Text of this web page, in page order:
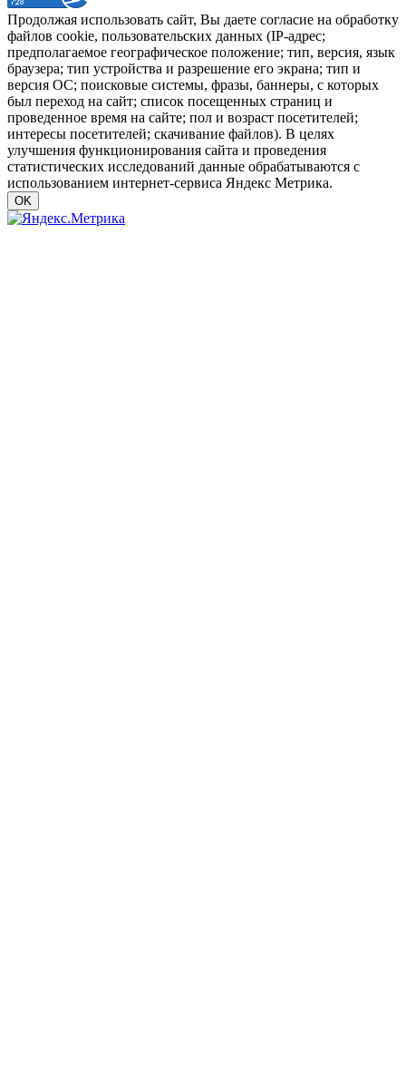
Продолжая использовать сайт, Вы даете согласие на обработку
файлов cookie, пользовательских данных (IP-адрес;
предполагаемое географическое положение; тип, версия, язык
браузера; тип устройства и разрешение его экрана; тип и
версия ОС; поисковые системы, фразы, баннеры, с которых
был переход на сайт; список посещенных страниц и
проведенное время на сайте; пол и возраст посетителей;
интересы посетителей; скачивание файлов). В целях
улучшения функционирования сайта и проведения
статистических исследований данные обрабатываются с
использованием интернет-сервиса Яндекс Метрика.
OK